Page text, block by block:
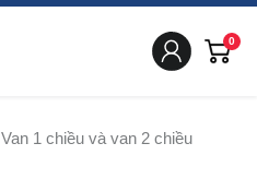
0
Van 1 chiều và van 2 chiều